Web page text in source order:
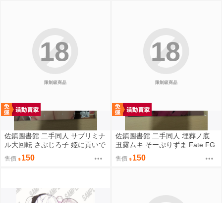
限制級商品
18
佐鎮圖書館 二手同人 サブリミナ
ル大回転 さぶじろ子 姫に貢いで
搾られたい! Fate FGO
售價 150
限制級商品
18
佐鎮圖書館 二手同人 埋葬ノ底
丑露ムキ そーぷりずま Fate FG
O
售價 150